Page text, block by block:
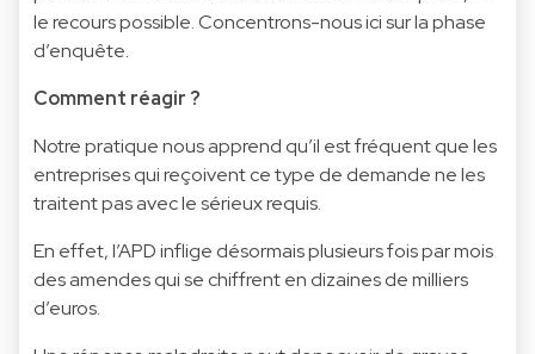
le recours possible. Concentrons-nous ici sur la phase
d’enquête.
Comment réagir ?
Notre pratique nous apprend qu’il est fréquent que les
entreprises qui reçoivent ce type de demande ne les
traitent pas avec le sérieux requis.
En effet, l’APD inflige désormais plusieurs fois par mois
des amendes qui se chiffrent en dizaines de milliers
d’euros.